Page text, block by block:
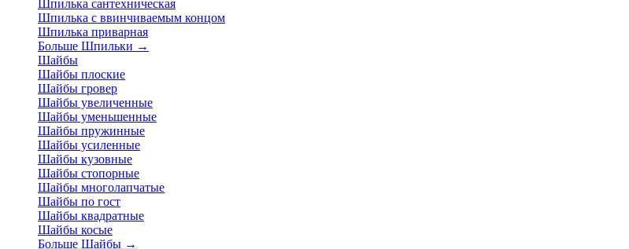
Шпилька сантехническая
Шпилька с ввинчиваемым концом
Шпилька приварная
Больше Шпильки →
Шайбы
Шайбы плоские
Шайбы гровер
Шайбы увеличенные
Шайбы уменьшенные
Шайбы пружинные
Шайбы усиленные
Шайбы кузовные
Шайбы стопорные
Шайбы многолапчатые
Шайбы по гост
Шайбы квадратные
Шайбы косые
Больше Шайбы →